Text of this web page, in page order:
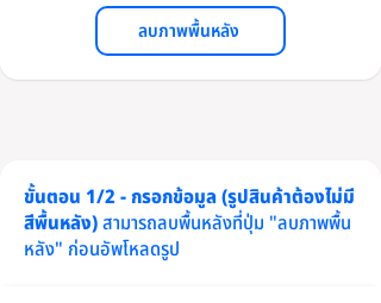
ลบภาพพื้นหลัง
ขั้นตอน 1/2 - กรอกข้อมูล (รูปสินค้าต้องไม่มี
สีพื้นหลัง)สามารถลบพื้นหลังที่ปุ่ม "ลบภาพพื้น
หลัง" ก่อนอัพโหลดรูป